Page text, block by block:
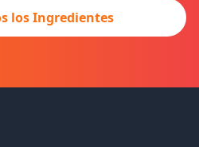
los Ingredientes